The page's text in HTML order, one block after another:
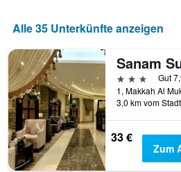
Alle 35 Unterkünfte anzeigen
3 Sterne
Gut
3,0 km vom
33 €
Zum